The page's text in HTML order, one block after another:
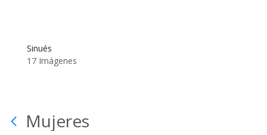
Sinués
17 Imágenes
Mujeres